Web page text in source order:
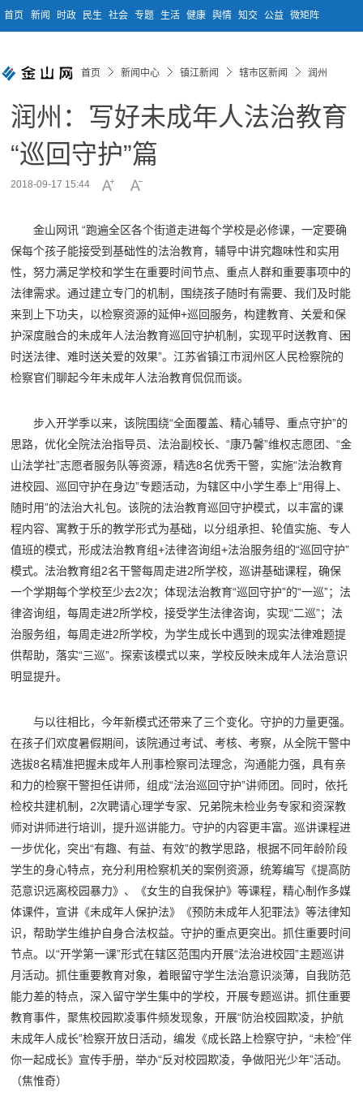
首页 新闻 时政 民生 社会 专题 生活 健康 舆情 知交 公益 微矩阵
首页 新闻中心 镇江新闻 辖市区新闻 润州
润州：写好未成年人法治教育
“巡回守护”篇
2018-09-17 15:44
金山网讯 “跑遍全区各个街道走进每个学校是必修课，一定要确
保每个孩子能接受到基础性的法治教育，辅导中讲究趣味性和实用
性，努力满足学校和学生在重要时间节点、重点人群和重要事项中的
法律需求。通过建立专门的机制，围绕孩子随时有需要、我们及时能
来到上下功夫，以检察资源的延伸+巡回服务，构建教育、关爱和保
护深度融合的未成年人法治教育巡回守护机制，实现平时送教育、困
时送法律、难时送关爱的效果”。江苏省镇江市润州区人民检察院的
检察官们聊起今年未成年人法治教育侃侃而谈。
步入开学季以来，该院围绕“全面覆盖、精心辅导、重点守护”的
思路，优化全院法治指导员、法治副校长、“康乃馨”维权志愿团、“金
山法学社”志愿者服务队等资源，精选8名优秀干警，实施“法治教育
进校园、巡回守护在身边”专题活动，为辖区中小学生奉上“用得上、
随时用”的法治大礼包。该院的法治教育巡回守护模式，以丰富的课
程内容、寓教于乐的教学形式为基础，以分组承担、轮值实施、专人
值班的模式，形成法治教育组+法律咨询组+法治服务组的“巡回守护”
模式。法治教育组2名干警每周走进2所学校，巡讲基础课程，确保
一个学期每个学校至少去2次；体现法治教育“巡回守护”的“一巡”；法
律咨询组，每周走进2所学校，接受学生法律咨询，实现“二巡”；法
治服务组，每周走进2所学校，为学生成长中遇到的现实法律难题提
供帮助，落实“三巡”。探索该模式以来，学校反映未成年人法治意识
明显提升。
与以往相比，今年新模式还带来了三个变化。守护的力量更强。
在孩子们欢度暑假期间，该院通过考试、考核、考察，从全院干警中
选拔8名精准把握未成年人刑事检察司法理念，沟通能力强，具有亲
和力的检察干警担任讲师，组成“法治巡回守护”讲师团。同时，依托
检校共建机制，2次聘请心理学专家、兄弟院未检业务专家和资深教
师对讲师进行培训，提升巡讲能力。守护的内容更丰富。巡讲课程进
一步优化，突出“有趣、有益、有效”的教学思路，根据不同年龄阶段
学生的身心特点，充分利用检察机关的案例资源，统筹编写《提高防
范意识远离校园暴力》、《女生的自我保护》等课程，精心制作多媒
体课件，宣讲《未成年人保护法》《预防未成年人犯罪法》等法律知
识，帮助学生维护自身合法权益。守护的重点更突出。抓住重要时间
节点。以“开学第一课”形式在辖区范围内开展“法治进校园”主题巡讲
月活动。抓住重要教育对象，着眼留守学生法治意识淡薄，自我防范
能力差的特点，深入留守学生集中的学校，开展专题巡讲。抓住重要
教育事件，聚焦校园欺凌事件频发现象，开展“防治校园欺凌，护航
未成年人成长”检察开放日活动，编发《成长路上检察守护，“未检”伴
你一起成长》宣传手册，举办“反对校园欺凌，争做阳光少年”活动。
（焦惟奇）